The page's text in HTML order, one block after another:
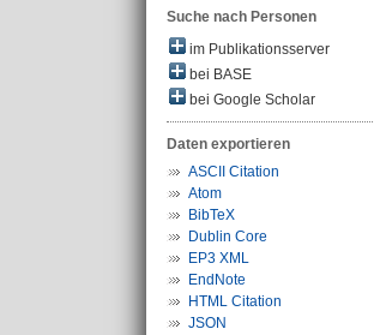
Suche nach Personen
im Publikationsserver
bei BASE
bei Google Scholar
Daten exportieren
ASCII Citation
Atom
BibTeX
Dublin Core
EP3 XML
EndNote
HTML Citation
JSON